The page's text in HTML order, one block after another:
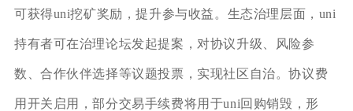
可获得uni挖矿奖励，提升参与收益。生态治理层面，uni
持有者可在治理论坛发起提案，对协议升级、风险参
数、合作伙伴选择等议题投票，实现社区自治。协议费
用开关启用，部分交易手续费将用于uni回购销毁，形